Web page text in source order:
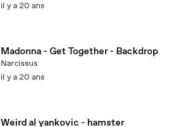
il y a 20 ans
Madonna - Get Together - Backdrop
Narcissus
il y a 20 ans
Weird al yankovic - hamster